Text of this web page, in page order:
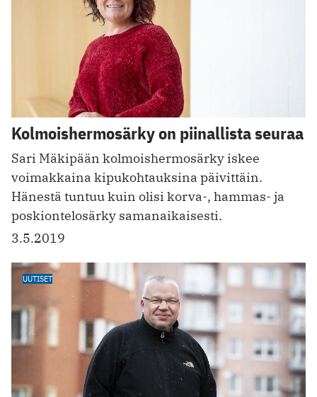
Kolmoishermosärky on piinallista seuraa
Sari Mäkipään kolmois­hermosärky iskee
voimakkaina kipukohtauksina päivittäin.
Hänestä tuntuu kuin olisi korva-, hammas- ja
poskiontelosärky samanaikaisesti.
3.5.2019
UUTISET